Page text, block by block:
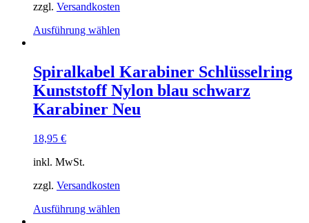
zzgl. Versandkosten
Ausführung wählen
mehrere
Varianten
auf.
Die
Optionen
werden
Spiralkabel Karabiner Schlüsselring
Kunststoff Nylon blau schwarz
Karabiner Neu
18,95 €
inkl. MwSt.
zzgl. Versandkosten
Ausführung wählen